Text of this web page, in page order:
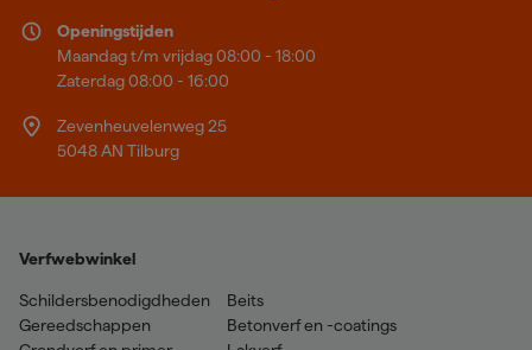
Openingstijden
Maandag t/m vrijdag 08:00 - 18:00
Zaterdag 08:00 - 16:00
Zevenheuvelenweg 25
5048 AN Tilburg
Verfwebwinkel
Schildersbenodigdheden
Gereedschappen
Beits
Betonverf en -coatings